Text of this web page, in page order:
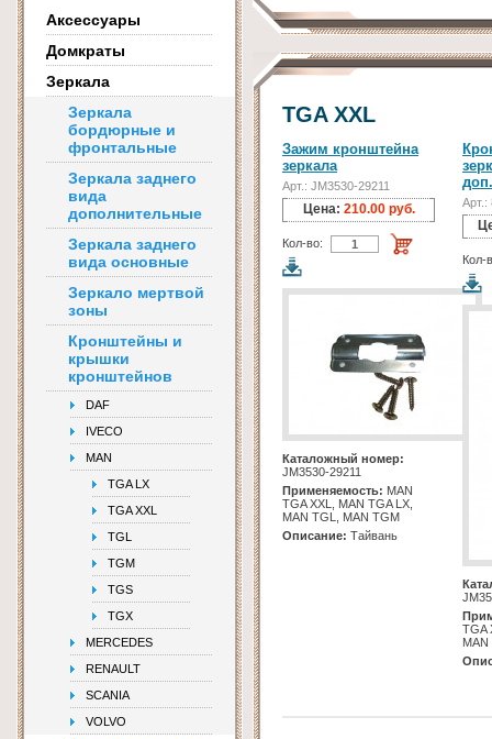
Аксессуары
Домкраты
Зеркала
Зеркала
бордюрные и
фронтальные
Зеркала заднего
вида
дополнительные
Зеркала заднего
вида основные
Зеркало мертвой
зоны
Кронштейны и
крышки
кронштейнов
DAF
IVECO
MAN
TGA LX
TGA XXL
TGL
TGM
TGS
TGX
MERCEDES
RENAULT
SCANIA
VOLVO
TGA XXL
Зажим кронштейна
зеркала
Арт.: JM3530-29211
Цена: 210.00 руб.
Кол-во:
Каталожный номер:
JM3530-29211
Применяемость: MAN
TGA XXL, MAN TGA LX,
MAN TGL, MAN TGM
Описание: Тайвань
Арт.:
Кол-
TGA